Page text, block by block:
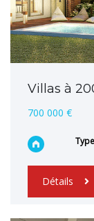
Villas à
700 000 €
Type
Détails